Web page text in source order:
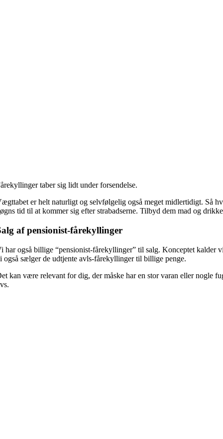
taber sig lidt under forsendelse.
er helt naturligt og selvfølgelig også meget midlertidigt. Så
tid til at kommer sig efter strabadserne. Tilbyd dem mad og
af pensionist-fårekyllinger
har også billige “pensionist-fårekyllinger” til salg. Konceptet kalder
også sælger de udtjente avls-fårekyllinger til billige penge.
kan være relevant for dig, der måske har en stor varan eller nogle